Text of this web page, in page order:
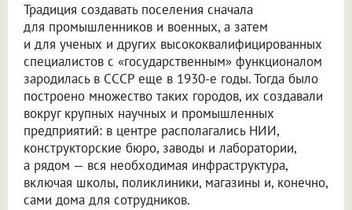
Традиция создавать поселения сначала
для промышленников и военных, а затем
и для ученых и других высококвалифицированных
специалистов с «государственным» функционалом
зародилась в СССР еще в 1930-е годы. Тогда было
построено множество таких городов, их создавали
вокруг крупных научных и промышленных
предприятий: в центре располагались НИИ,
конструкторские бюро, заводы и лаборатории,
а рядом — вся необходимая инфраструктура,
включая школы, поликлиники, магазины и, конечно,
сами дома для сотрудников.